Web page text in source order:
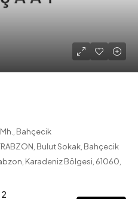
Bahçecik
Bulut Sokak, Bahçecik
Karadeniz Bölgesi, 61060,
2